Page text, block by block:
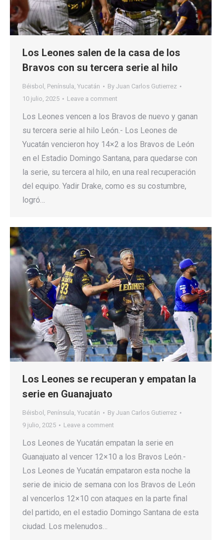
Los Leones salen de la casa de los
Bravos con su tercera serie al hilo
Béisbol , Península, Yucatán By Juan Carlos Gutierrez
10 julio, 2025
Leave a comment
Los Leones vencen a los Bravos de nuevo y ganan
su tercera serie al hilo León.- Los Leones de
Yucatán vencieron hoy 14×2 a los Bravos de León
en el Estadio Domingo Santana, para quedarse con
la serie, su tercera al hilo, en una real recuperación
del equipo. Yadir Drake, como es su costumbre,
logró…
Los Leones se recuperan y empatan la
serie en Guanajuato
Béisbol , Península, Yucatán By Juan Carlos Gutierrez
9 julio, 2025
Leave a comment
Los Leones de Yucatán empatan la serie en
Guanajuato al vencer 12×10 a los Bravos León.-
Los Leones de Yucatán empataron esta noche la
serie de inicio de semana con los Bravos de León
al vencerlos 12×10 con ataques en la parte final
del partido, en el estadio Domingo Santana de esta
ciudad. Los melenudos…